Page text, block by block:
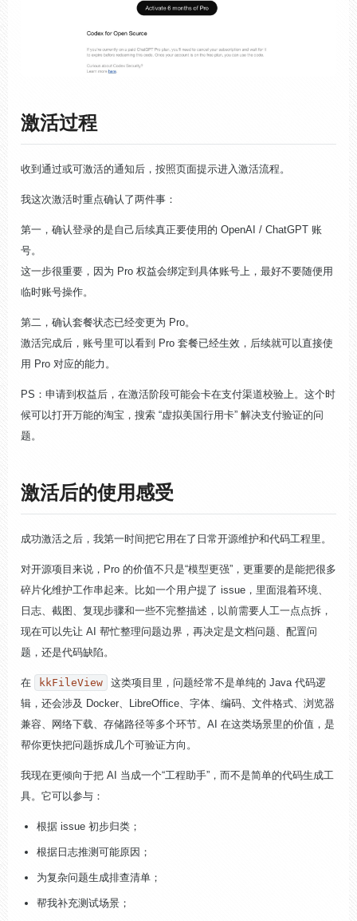
激活过程
收到通过或可激活的通知后，按照页面提示进入激活流程。
我这次激活时重点确认了两件事：
第一，确认登录的是自己后续真正要使用的 OpenAI / ChatGPT 账
号。
这一步很重要，因为 Pro 权益会绑定到具体账号上，最好不要随便用
临时账号操作。
第二，确认套餐状态已经变更为 Pro。
激活完成后，账号里可以看到 Pro 套餐已经生效，后续就可以直接使
用 Pro 对应的能力。
PS：申请到权益后，在激活阶段可能会卡在支付渠道校验上。这个时
候可以打开万能的淘宝，搜索 “虚拟美国行用卡” 解决支付验证的问
题。
激活后的使用感受
成功激活之后，我第一时间把它用在了日常开源维护和代码工程里。
对开源项目来说，Pro 的价值不只是“模型更强”，更重要的是能把很多
碎片化维护工作串起来。比如一个用户提了 issue，里面混着环境、
日志、截图、复现步骤和一些不完整描述，以前需要人工一点点拆，
现在可以先让 AI 帮忙整理问题边界，再决定是文档问题、配置问
题，还是代码缺陷。
在 kkFileView
这类项目里，问题经常不是单纯的 Java 代码逻
辑，还会涉及 Docker、LibreOffice、字体、编码、文件格式、浏览器
兼容、网络下载、存储路径等多个环节。AI 在这类场景里的价值，是
帮你更快把问题拆成几个可验证方向。
我现在更倾向于把 AI 当成一个“工程助手”，而不是简单的代码生成工
具。它可以参与：
根据 issue 初步归类；
根据日志推测可能原因；
为复杂问题生成排查清单；
帮我补充测试场景；